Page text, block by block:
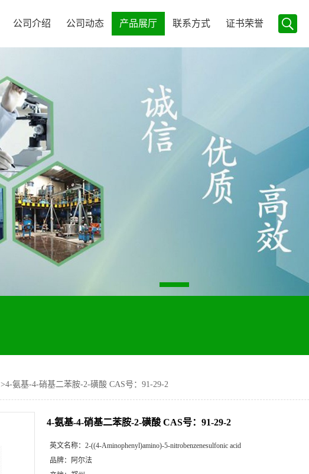
公司介绍 公司动态 产品展厅 联系方式 证书荣誉
>4-氨基-4-硝基二苯胺-2-磺酸 CAS号：91-29-2
4-氨基-4-硝基二苯胺-2-磺酸 CAS号：91-29-2
英文名称： 2-((4-Aminophenyl)amino)-5-nitrobenzenesulfonic acid
品牌：
阿尔法